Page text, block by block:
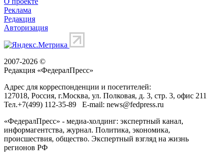
Реклама
Редакция
Авторизация
2007-2026 ©
Редакция «ФедералПресс»
Адрес для корреспонденции и посетителей:
127018, Россия, г.Москва, ул. Полковая, д. 3, стр. 3, офис 211
Тел.+7(499) 112-35-89 E-mail: news@fedpress.ru
«ФедералПресс» - медиа-холдинг: экспертный канал,
информагентства, журнал. Политика, экономика,
происшествия, общество. Экспертный взгляд на жизнь
регионов РФ